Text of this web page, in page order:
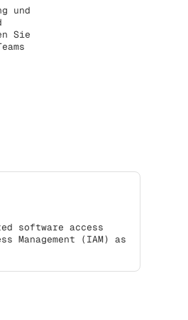
und
Sie
software access
Management (IAM) as